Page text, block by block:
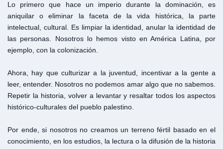
Lo primero que hace un imperio durante la dominación, es
aniquilar o eliminar la faceta de la vida histórica, la parte
intelectual, cultural. Es limpiar la identidad, anular la identidad de
las personas. Nosotros lo hemos visto en América Latina, por
ejemplo, con la colonización.
Ahora, hay que culturizar a la juventud, incentivar a la gente a
leer, entender. Nosotros no podemos amar algo que no sabemos.
Repetir la historia, volver a levantar y resaltar todos los aspectos
histórico-culturales del pueblo palestino.
Por ende, si nosotros no creamos un terreno fértil basado en el
conocimiento, en los estudios, la lectura o la difusión de la historia